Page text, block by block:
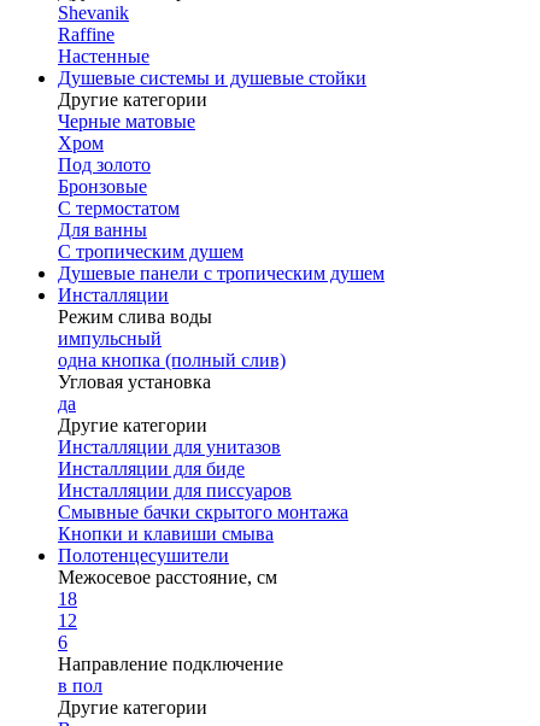
Shevanik
Raffine
Настенные
Душевые системы и душевые стойки
Другие категории
Черные матовые
Хром
Под золото
Бронзовые
С термостатом
Для ванны
С тропическим душем
Душевые панели с тропическим душем
Инсталляции
Режим слива воды
импульсный
одна кнопка (полный слив)
Угловая установка
да
Другие категории
Инсталляции для унитазов
Инсталляции для биде
Инсталляции для писсуаров
Смывные бачки скрытого монтажа
Кнопки и клавиши смыва
Полотенцесушители
Межосевое расстояние, см
18
12
6
Направление подключение
в пол
Другие категории